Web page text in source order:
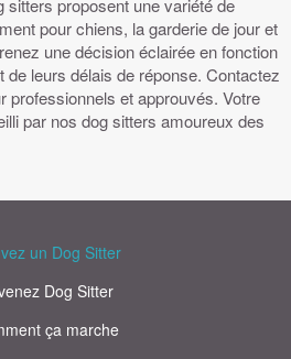
proposent une variété de
pour chiens, la garderie de jour et
une décision éclairée en fonction
leurs délais de réponse. Contactez
professionnels et approuvés. Votre
par nos dog sitters amoureux des
un Dog Sitter
Dog Sitter
ça marche